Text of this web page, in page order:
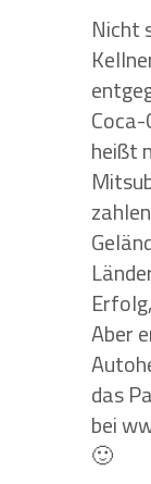
Nicht
Coca-
heißt
Aber
das
bei
🙂